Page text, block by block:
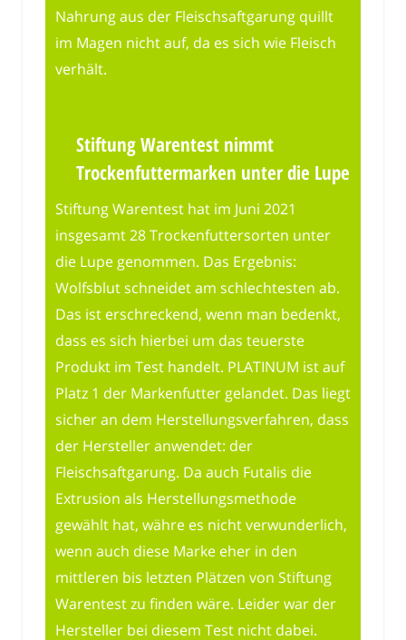
Nahrung aus der Fleischsaftgarung quillt
im Magen nicht auf, da es sich wie Fleisch
verhält.
Stiftung Warentest nimmt
Trockenfuttermarken unter die Lupe
Stiftung Warentest hat im Juni 2021
insgesamt 28 Trockenfuttersorten unter
die Lupe genommen. Das Ergebnis:
Wolfsblut schneidet am schlechtesten ab.
Das ist erschreckend, wenn man bedenkt,
dass es sich hierbei um das teuerste
Produkt im Test handelt. PLATINUM ist auf
Platz 1 der Markenfutter gelandet. Das liegt
sicher an dem Herstellungsverfahren, dass
der Hersteller anwendet: der
Fleischsaftgarung. Da auch Futalis die
Extrusion als Herstellungsmethode
gewählt hat, währe es nicht verwunderlich,
wenn auch diese Marke eher in den
mittleren bis letzten Plätzen von Stiftung
Warentest zu finden wäre. Leider war der
Hersteller bei diesem Test nicht dabei.